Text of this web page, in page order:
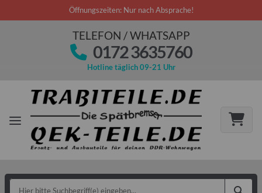
Öffnungszeiten: Nur nach Absprache!
TELEFON / WHATSAPP
0172 3635760
Hotline täglich 09-21 Uhr